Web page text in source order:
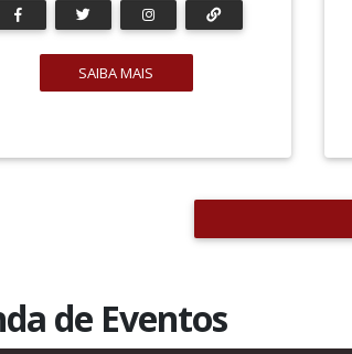
SAIBA MAIS
de Eventos